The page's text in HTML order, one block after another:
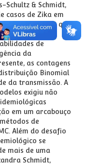
Schultz & Schmidt,
casos de Zika em
modelo assume que
ausência e
de
da
as contagens
Binomial
da transmissão. A
exigiu não
em um arcabouço
de
Além do desafio
se
mais de uma
Schmidt,